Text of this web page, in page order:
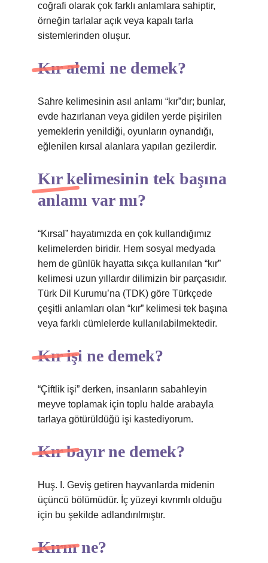
coğrafi olarak çok farklı anlamlara sahiptir,
örneğin tarlalar açık veya kapalı tarla
sistemlerinden oluşur.
Kır alemi ne demek?
Sahre kelimesinin asıl anlamı “kır”dır; bunlar,
evde hazırlanan veya gidilen yerde pişirilen
yemeklerin yenildiği, oyunların oynandığı,
eğlenilen kırsal alanlara yapılan gezilerdir.
Kır kelimesinin tek başına
anlamı var mı?
“Kırsal” hayatımızda en çok kullandığımız
kelimelerden biridir. Hem sosyal medyada
hem de günlük hayatta sıkça kullanılan “kır”
kelimesi uzun yıllardır dilimizin bir parçasıdır.
Türk Dil Kurumu’na (TDK) göre Türkçede
çeşitli anlamları olan “kır” kelimesi tek başına
veya farklı cümlelerde kullanılabilmektedir.
Kır işi ne demek?
“Çiftlik işi” derken, insanların sabahleyin
meyve toplamak için toplu halde arabayla
tarlaya götürüldüğü işi kastediyorum.
Kır bayır ne demek?
Huş. I. Geviş getiren hayvanlarda midenin
üçüncü bölümüdür. İç yüzeyi kıvrımlı olduğu
için bu şekilde adlandırılmıştır.
Kırın ne?